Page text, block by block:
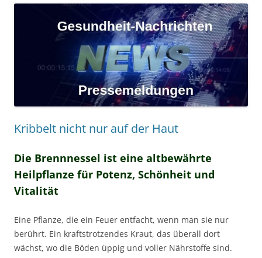
Kribbelt nicht nur auf der Haut
Die Brennnessel ist eine altbewährte
Heilpflanze für Potenz, Schönheit und
Vitalität
Eine Pflanze, die ein Feuer entfacht, wenn man sie nur
berührt. Ein kraftstrotzendes Kraut, das überall dort
wächst, wo die Böden üppig und voller Nährstoffe sind.